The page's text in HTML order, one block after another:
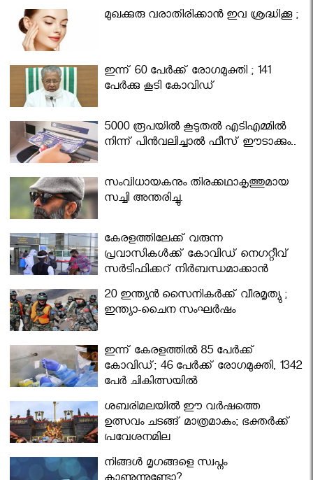
മുഖക്കുരു വരാതിരിക്കാന്‍ ഇവ ശ്രദ്ധിക്കൂ ;
ഇന്ന് 60 പേർക്ക് രോഗമുക്തി ; 141
പേര്‍ക്കു കൂടി കോവിഡ്
5000 രൂപയിൽ കൂടുതൽ എടിഎമ്മിൽ
നിന്ന് പിൻവലിച്ചാൽ ഫീസ് ഈടാക്കും..
സംവിധായകനും തിരക്കഥാകൃത്തുമായ
സച്ചി അന്തരിച്ചു.
കേരളത്തിലേക്ക് വരുന്ന
പ്രവാസികള്‍ക്ക് കോവിഡ് നെഗറ്റീവ്
സര്‍ട്ടിഫിക്കറ്റ് നിർബന്ധമാക്കാൻ
മന്ത്രിസഭ
20 ഇന്ത്യൻ സൈനികർക്ക് വീരമൃത്യു ;
ഇന്ത്യാ-ചൈന സംഘർഷം
ഇന്ന് കേരളത്തിൽ 85 പേർക്ക്
കോവിഡ്; 46 പേർക്ക് രോഗമുക്തി, 1342
പേർ ചികിത്സയിൽ
ശബരിമലയില്‍ ഈ വർഷത്തെ
ഉത്സവം ചടങ്ങ് മാത്രമാകും; ഭക്തർക്ക്
പ്രവേശനമില്ല
നിങ്ങള്‍ മൃഗങ്ങളെ സ്വപ്നം